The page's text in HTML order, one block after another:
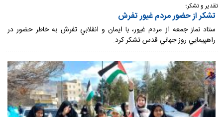
تقدیر و تشکر؛
تشکر از حضور مردم غیور تفرش
ستاد نماز جمعه از مردم غيور، با ايمان و انقلابي تفرش به خاطر حضور در
راهپيمايي روز جهاني قدس تشكر كرد.